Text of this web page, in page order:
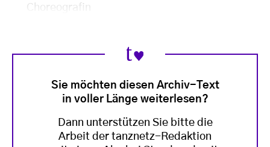
Choreografin
Sie möchten diesen Archiv-Text
in voller Länge weiterlesen?
Dann unterstützen Sie bitte die
Arbeit der tanznetz-Redaktion